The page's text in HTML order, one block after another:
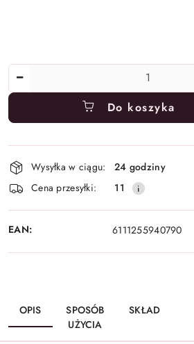
Do koszyka
Dostępność
i
dostawa
Wysyłka w ciągu:
24 godziny
Cena przesyłki:
11
EAN: 6111255940790
OPIS
SPOSÓB
UŻYCIA
SKŁAD